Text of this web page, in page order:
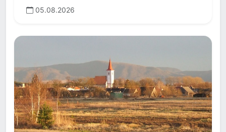
05.08.2026